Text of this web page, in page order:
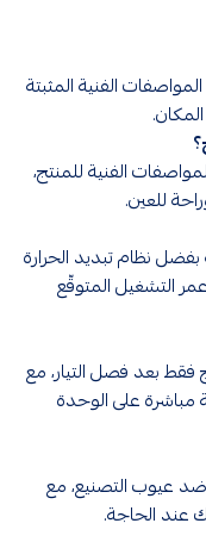
بقدرة 24 واط حسب المواصفات الفنية المثبتة
لومن حسب المواصفات الفنية للمنتج،
للعين.
نظام تبديد الحرارة
التشغيل المتوقّع
بعد فصل التيار، مع
مباشرة على الوحدة
ضد عيوب التصنيع، مع
عند الحاجة.